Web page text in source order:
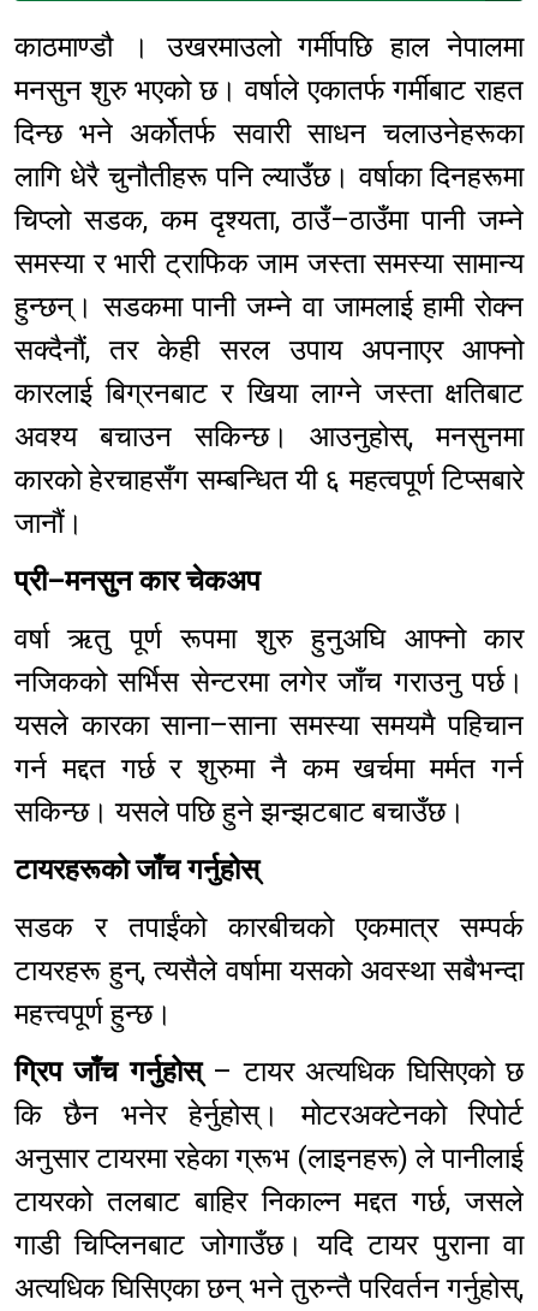
काठमाण्डौ । उखरमाउलो गर्मीपछि हाल नेपालमा
मनसुन शुरु भएको छ। वर्षाले एकातर्फ गर्मीबाट राहत
दिन्छ भने अर्कोतर्फ सवारी साधन चलाउनेहरूका
लागि धेरै चुनौतीहरू पनि ल्याउँछ। वर्षाका दिनहरूमा
चिप्लो सडक, कम दृश्यता, ठाउँ–ठाउँमा पानी जम्ने
समस्या र भारी ट्राफिक जाम जस्ता समस्या सामान्य
हुन्छन्। सडकमा पानी जम्ने वा जामलाई हामी रोक्न
सक्दैनौं, तर केही सरल उपाय अपनाएर आफ्नो
कारलाई बिग्रनबाट र खिया लाग्ने जस्ता क्षतिबाट
अवश्य बचाउन सकिन्छ। आउनुहोस्, मनसुनमा
कारको हेरचाहसँग सम्बन्धित यी ६ महत्वपूर्ण टिप्सबारे
जानौं।
प्री–मनसुन कार चेकअप
वर्षा ऋतु पूर्ण रूपमा शुरु हुनुअघि आफ्नो कार
नजिकको सर्भिस सेन्टरमा लगेर जाँच गराउनु पर्छ।
यसले कारका साना–साना समस्या समयमै पहिचान
गर्न मद्दत गर्छ र शुरुमा नै कम खर्चमा मर्मत गर्न
सकिन्छ। यसले पछि हुने झन्झटबाट बचाउँछ।
टायरहरूको जाँच गर्नुहोस्
सडक र तपाईंको कारबीचको एकमात्र सम्पर्क
टायरहरू हुन्, त्यसैले वर्षामा यसको अवस्था सबैभन्दा
महत्त्वपूर्ण हुन्छ।
ग्रिप जाँच गर्नुहोस् – टायर अत्यधिक घिसिएको छ
कि छैन भनेर हेर्नुहोस्। मोटरअक्टेनको रिपोर्ट
अनुसार टायरमा रहेका ग्रूभ (लाइनहरू) ले पानीलाई
टायरको तलबाट बाहिर निकाल्न मद्दत गर्छ, जसले
गाडी चिप्लिनबाट जोगाउँछ। यदि टायर पुराना वा
अत्यधिक घिसिएका छन् भने तुरुन्तै परिवर्तन गर्नुहोस्,